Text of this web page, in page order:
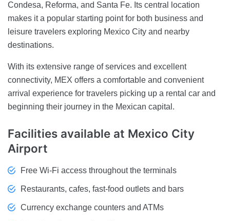
Condesa, Reforma, and Santa Fe. Its central location
makes it a popular starting point for both business and
leisure travelers exploring Mexico City and nearby
destinations.
With its extensive range of services and excellent
connectivity, MEX offers a comfortable and convenient
arrival experience for travelers picking up a rental car and
beginning their journey in the Mexican capital.
Facilities available at Mexico City
Airport
Free Wi-Fi access throughout the terminals
Restaurants, cafes, fast-food outlets and bars
Currency exchange counters and ATMs